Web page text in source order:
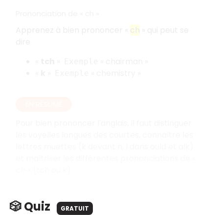
🎲 Quiz GRATUIT